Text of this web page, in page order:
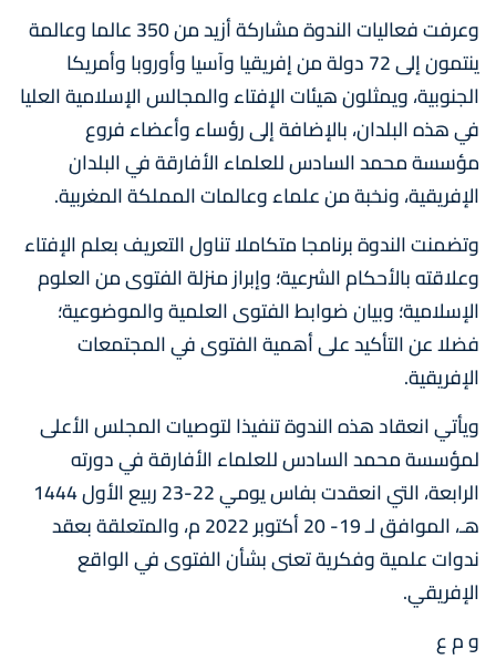
وعرفت فعاليات الندوة مشاركة أزيد من 350 عالما وعالمة
ينتمون إلى 72 دولة من إفريقيا وآسيا وأوروبا وأمريكا
الجنوبية، ويمثلون هيئات الإفتاء والمجالس الإسلامية العليا
في هذه البلدان، بالإضافة إلى رؤساء وأعضاء فروع
مؤسسة محمد السادس للعلماء الأفارقة في البلدان
الإفريقية، ونخبة من علماء وعالمات المملكة المغربية.
وتضمنت الندوة برنامجا متكاملا تناول التعريف بعلم الإفتاء
وعلاقته بالأحكام الشرعية؛ وإبراز منزلة الفتوى من العلوم
الإسلامية؛ وبيان ضوابط الفتوى العلمية والموضوعية؛
فضلا عن التأكيد على أهمية الفتوى في المجتمعات
الإفريقية.
ويأتي انعقاد هذه الندوة تنفيذا لتوصيات المجلس الأعلى
لمؤسسة محمد السادس للعلماء الأفارقة في دورته
الرابعة، التي انعقدت بفاس يومي 22-23 ربيع الأول 1444
هـ، الموافق لـ 19- 20 أكتوبر 2022 م، والمتعلقة بعقد
ندوات علمية وفكرية تعنى بشأن الفتوى في الواقع
الإفريقي.
و م ع